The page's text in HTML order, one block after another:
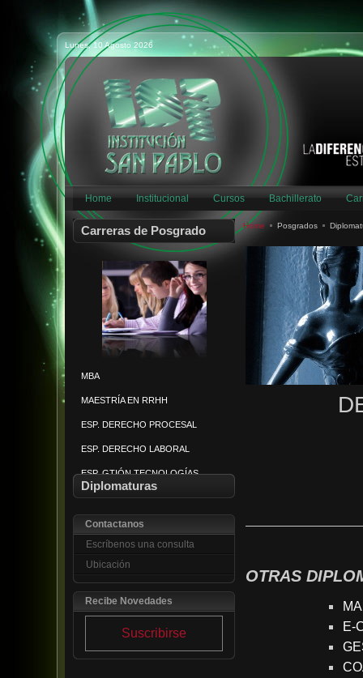
Lunes, 10 Agosto 2026
Home Institucional Cursos Bachillerato
Carreras de Posgrado
MBA
MAESTRÍA EN RRHH
ESP. DERECHO PROCESAL
ESP. DERECHO LABORAL
ESP. GTIÓN TECNOLOGÍAS
Diplomaturas
GTIÓN OMNICANAL CLIENTE
COACHING ORGANIZACIONAL
PROJECT MANAGEMENT
AUDITORÍA Y CONTABILIDAD
GTIÓN CAPITAL HUMANO
GTIÓN DEPORTIVA
PREVENCIÓN RIESG INDUST
SMART CITIES
INTEGRACIÓN EDUCATIVA
FUND. UNIDAD PEDAGÓGICA
DER PROCESAL CIVIL GRAL
DER PROCESAL CIVIL ESP
PROTECC DERECHO SALUD
SEGURIDAD PRIV Y CORP
Contactanos
Escríbenos una consulta
Ubicación
Recibe Novedades
Suscribirse
Home Posgrados
OTRAS
E-